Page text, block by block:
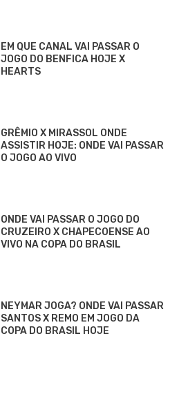
EM QUE CANAL VAI PASSAR O
JOGO DO BENFICA HOJE X
HEARTS
GRÊMIO X MIRASSOL ONDE
ASSISTIR HOJE: ONDE VAI PASSAR
O JOGO AO VIVO
ONDE VAI PASSAR O JOGO DO
CRUZEIRO X CHAPECOENSE AO
VIVO NA COPA DO BRASIL
NEYMAR JOGA? ONDE VAI PASSAR
SANTOS X REMO EM JOGO DA
COPA DO BRASIL HOJE